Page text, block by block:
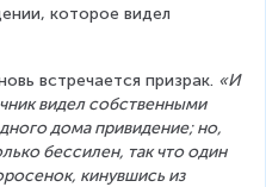
которое видел
встречается призрак. «И
видел собственными
дома привидение; но,
бессилен, так что один
кинувшись из